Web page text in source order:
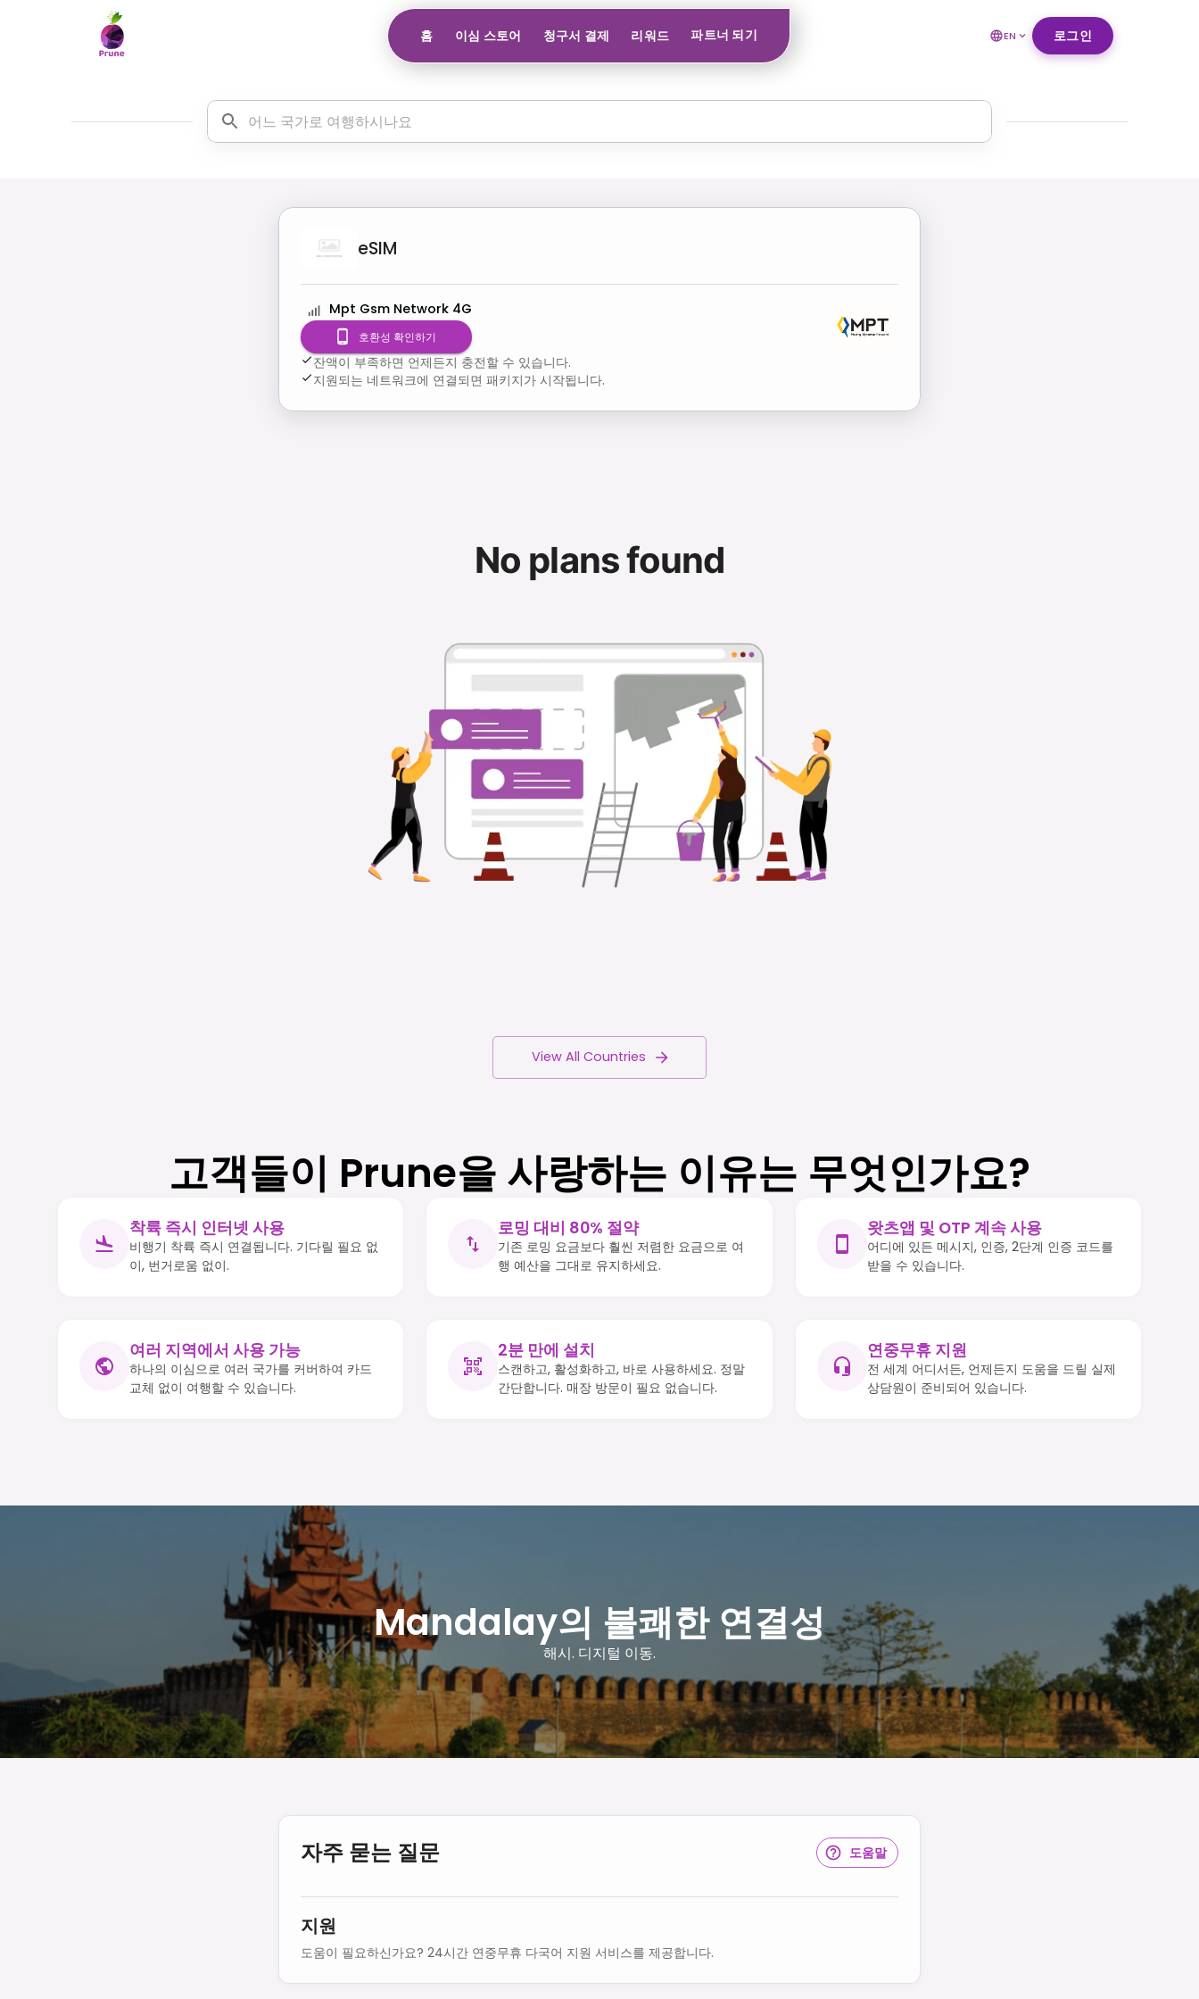
홈 이심 스토어 청구서 결제 리워드 파트너 되기 EN 로그인
eSIM
Mpt Gsm Network 4G
호환성 확인하기
잔액이 부족하면 언제든지 충전할 수 있습니다.
지원되는 네트워크에 연결되면 패키지가 시작됩니다.
No plans found
View All Countries
고객들이 Prune을 사랑하는 이유는 무엇인가요?
착륙 즉시 인터넷 사용
비행기 착륙 즉시 연결됩니다. 기다릴 필요 없
이, 번거로움 없이.
로밍 대비 80% 절약
기존 로밍 요금보다 훨씬 저렴한 요금으로 여
행 예산을 그대로 유지하세요.
왓츠앱 및 OTP 계속 사용
어디에 있든 메시지, 인증, 2단계 인증 코드를
받을 수 있습니다.
여러 지역에서 사용 가능
하나의 이심으로 여러 국가를 커버하여 카드
교체 없이 여행할 수 있습니다.
2분 만에 설치
스캔하고, 활성화하고, 바로 사용하세요. 정말
간단합니다. 매장 방문이 필요 없습니다.
연중무휴 지원
전 세계 어디서든, 언제든지 도움을 드릴 실제
상담원이 준비되어 있습니다.
Mandalay의 불쾌한 연결성
해시. 디지털 이동.
자주 묻는 질문 도움말
지원
도움이 필요하신가요? 24시간 연중무휴 다국어 지원 서비스를 제공합니다.